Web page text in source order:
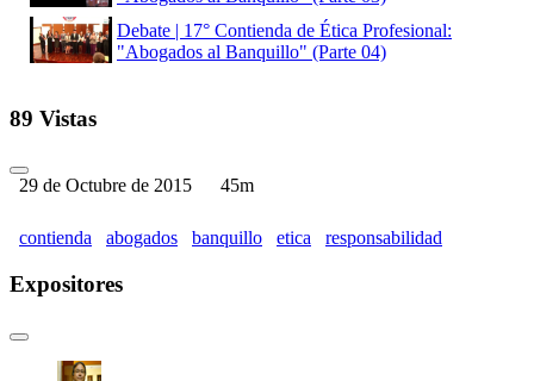
Debate | 17° Contienda de Ética Profesional:
"Abogados al Banquillo" (Parte 04)
89 Vistas
29 de Octubre de 2015 45m
contienda abogados banquillo etica responsabilidad
Expositores